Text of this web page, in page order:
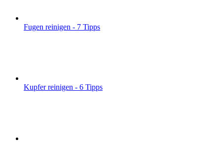
Fugen reinigen - 7 Tipps
Kupfer reinigen - 6 Tipps